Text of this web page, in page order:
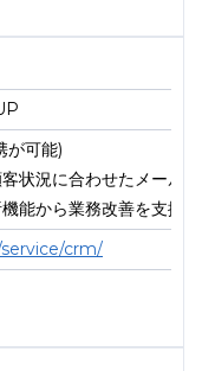
が可能)
状況に合わせたメール
能から業務改善を支援
crm/